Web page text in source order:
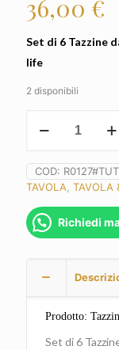
36,00 €
Set di 6 Tazzine
life
2 disponibili
LIFE
6
Bicchierini
caffè
con
piattini
Tutti
COD:
TAVOLA TAVOLA
Richiedi
Prodotto:
Set di 6